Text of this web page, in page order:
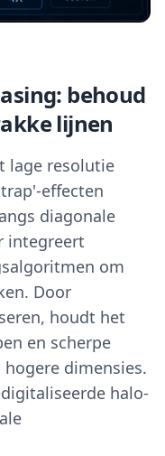
behoud
lijnen
lage resolutie
effecten
diagonale
integreert
om
Door
houdt het
en scherpe
dimensies.
halo-